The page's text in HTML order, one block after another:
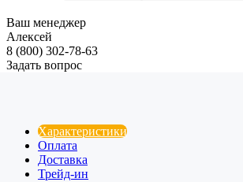
Ваш менеджер
Алексей
8 (800) 302-78-63
Задать вопрос
Характеристики
Оплата
Доставка
Трейд-ин